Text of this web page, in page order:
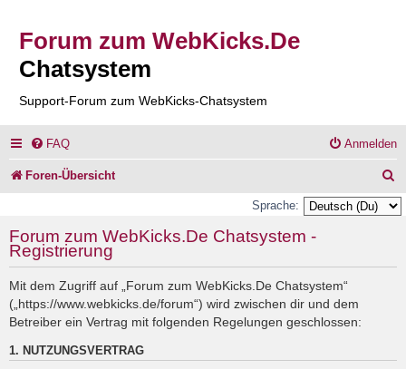
Forum zum WebKicks.De
Chatsystem
Support-Forum zum WebKicks-Chatsystem
FAQ Anmelden
Foren-Übersicht
u
Sprache:
Forum zum WebKicks.De Chatsystem -
Registrierung
Mit dem Zugriff auf „Forum zum WebKicks.De Chatsystem“
(„https://www.webkicks.de/forum“) wird zwischen dir und dem
Betreiber ein Vertrag mit folgenden Regelungen geschlossen:
1. NUTZUNGSVERTRAG